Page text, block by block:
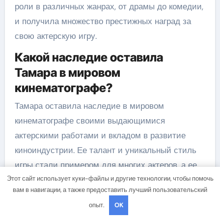
роли в различных жанрах, от драмы до комедии,
и получила множество престижных наград за
свою актерскую игру.
Какой наследие оставила
Тамара в мировом
кинематографе?
Тамара оставила наследие в мировом
кинематографе своими выдающимися
актерскими работами и вкладом в развитие
киноиндустрии. Ее талант и уникальный стиль
игры стали примером для многих актеров, а ее
фильмы до сих пор пользуются популярностью
и любовью зрителей.
Какие популярные фильмы
Этот сайт использует куки-файлы и другие технологии, чтобы помочь
вам в навигации, а также предоставить лучший пользовательский
опыт.
OK